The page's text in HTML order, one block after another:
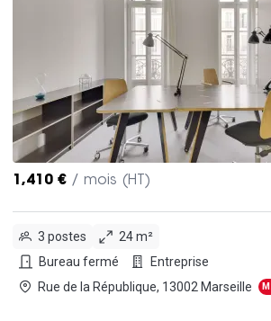
1,410 € / mois (HT)
3 postes
24 m²
Bureau fermé
Entreprise
Rue de la République, 13002 Marseille